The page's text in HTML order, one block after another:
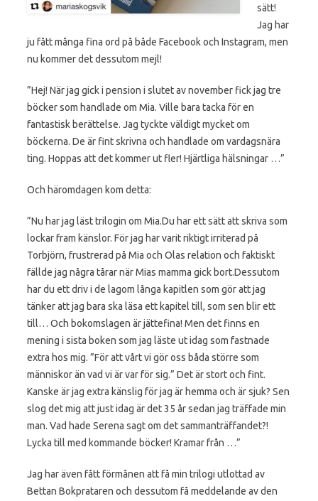
sätt!
Jag har
ju fått många fina ord på både Facebook och Instagram, men
nu kommer det dessutom mejl!
”Hej! När jag gick i pension i slutet av november fick jag tre
böcker som handlade om Mia. Ville bara tacka för en
fantastisk berättelse. Jag tyckte väldigt mycket om
böckerna. De är fint skrivna och handlade om vardagsnära
ting. Hoppas att det kommer ut fler! Hjärtliga hälsningar …”
Och häromdagen kom detta:
”Nu har jag läst trilogin om Mia.Du har ett sätt att skriva som
lockar fram känslor. För jag har varit riktigt irriterad på
Torbjörn, frustrerad på Mia och Olas relation och faktiskt
fällde jag några tårar när Mias mamma gick bort.Dessutom
har du ett driv i de lagom långa kapitlen som gör att jag
tänker att jag bara ska läsa ett kapitel till, som sen blir ett
till… Och bokomslagen är jättefina! Men det finns en
mening i sista boken som jag läste ut idag som fastnade
extra hos mig. ”För att vårt vi gör oss båda större som
människor än vad vi är var för sig.” Det är stort och fint.
Kanske är jag extra känslig för jag är hemma och är sjuk? Sen
slog det mig att just idag är det 35 år sedan jag träffade min
man. Vad hade Serena sagt om det sammanträffandet?!
Lycka till med kommande böcker! Kramar från …”
Jag har även fått förmånen att få min trilogi utlottad av
Bettan Bokprataren och dessutom få meddelande av den